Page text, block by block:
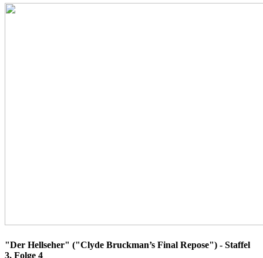
"Der Hellseher" ("Clyde Bruckman’s Final Repose") - Staffel
3, Folge 4